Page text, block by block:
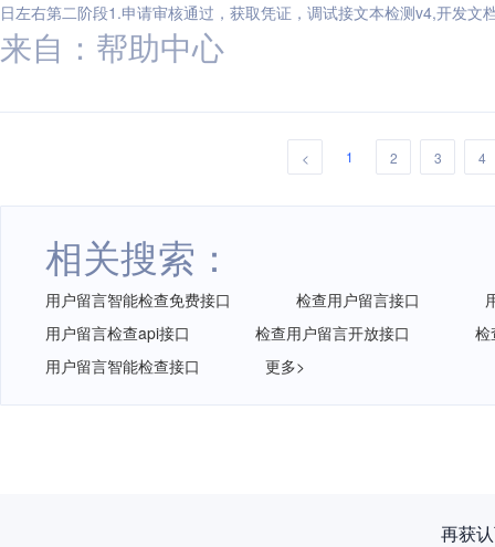
日左右第二阶段1.申请审核通过，获取凭证，调试接文本检测v4,开发文
来自：帮助中心
< 1 2 3 4
相关搜索：
用户留言智能检查免费接口 检查用户留言接口
用户留言检查api接口
检查用户留言开放接口
检
用户留言智能检查接口
更多>
再获